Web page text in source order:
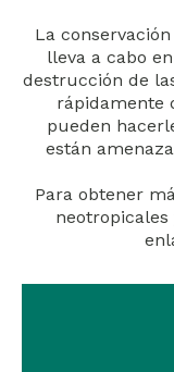
La
lleva a cabo
destrucción de
rápidamente
pueden
están
Para obtener